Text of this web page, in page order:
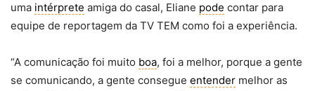
uma intérprete amiga do casal, Eliane pode contar para
equipe de reportagem da TV TEM como foi a experiência.
“A comunicação foi muito boa, foi a melhor, porque a gente
se comunicando, a gente consegue entender melhor as